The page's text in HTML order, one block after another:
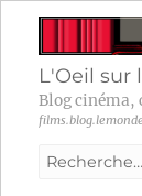
L'Oeil sur
Blog cinéma,
Recherche